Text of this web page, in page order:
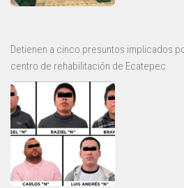
Detienen a cinco presuntos implicados
centro de rehabilitación de Ecatepec